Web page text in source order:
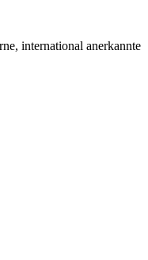
international anerkannte